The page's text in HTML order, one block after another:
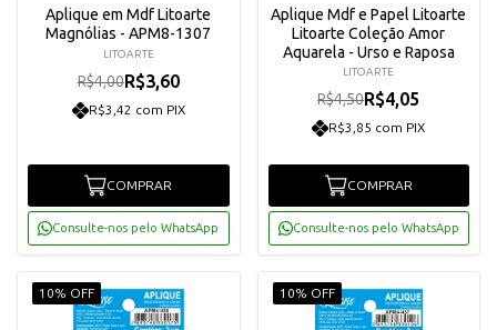
Aplique em Mdf Litoarte
Magnólias - APM8-1307
LITOARTE
R$4,00R$3,60
R$3,42 com PIX
COMPRAR
Consulte-nos pelo WhatsApp
Aplique Mdf e Papel Litoarte
Litoarte Coleção Amor
Aquarela - Urso e Raposa
LITOARTE
R$4,50R$4,05
R$3,85 com PIX
COMPRAR
Consulte-nos pelo WhatsApp
10% OFF 10% OFF